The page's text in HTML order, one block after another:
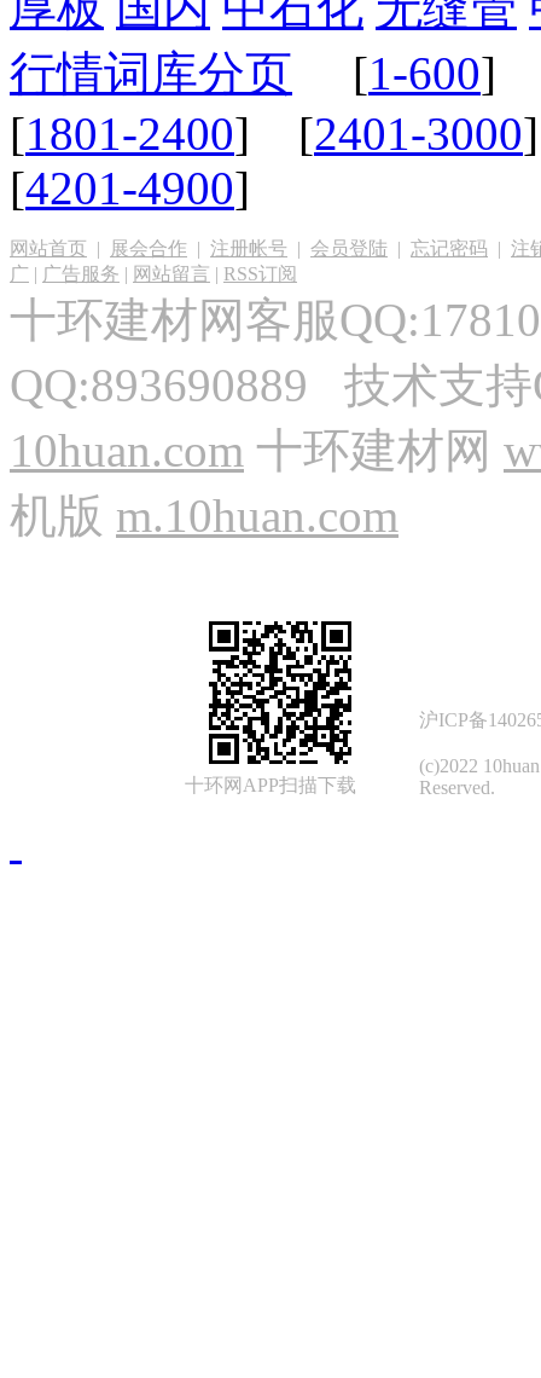
行情词库分页 [1-600]
[1801-2400] [2401-3000
[4201-4900]
网站首页 | 展会合作 | 注册帐号 | 会员登陆 | 忘记密码 | 注
广 | 广告服务 | 网站留言 | RSS订阅
十环建材网客服
QQ:893690889 技术支
10huan.com 十环建材网
机版 m.10huan.com
十环网APP扫描下载
沪ICP备
(c)2022
Reserved.